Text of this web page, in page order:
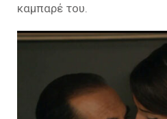
καμπαρέ του.